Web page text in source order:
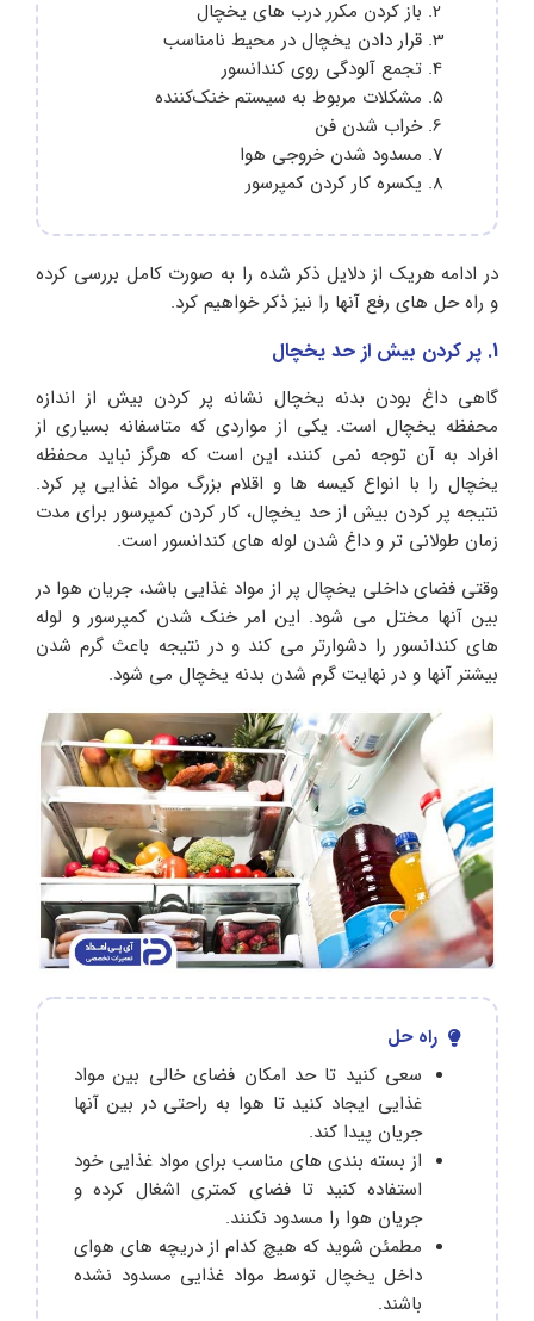
باز کردن مکرر درب های یخچال
قرار دادن یخچال در محیط نامناسب
تجمع آلودگی روی کندانسور
مشکلات مربوط به سیستم خنک‌کننده
خراب شدن فن
مسدود شدن خروجی هوا
یکسره کار کردن کمپرسور
در ادامه هریک از دلایل ذکر شده را به صورت کامل بررسی کرده
و راه حل های رفع آنها را نیز ذکر خواهیم کرد.
1. پر کردن بیش از حد یخچال
گاهی داغ بودن بدنه یخچال نشانه پر کردن بیش از اندازه
محفظه یخچال است. یکی از مواردی که متاسفانه بسیاری از
افراد به آن توجه نمی کنند، این است که هرگز نباید محفظه
یخچال را با انواع کیسه ها و اقلام بزرگ مواد غذایی پر کرد.
نتیجه پر کردن بیش از حد یخچال، کار کردن کمپرسور برای مدت
زمان طولانی تر و داغ شدن لوله های کندانسور است.
وقتی فضای داخلی یخچال پر از مواد غذایی باشد، جریان هوا در
بین آنها مختل می شود. این امر خنک شدن کمپرسور و لوله
های کندانسور را دشوارتر می کند و در نتیجه باعث گرم شدن
بیشتر آنها و در نهایت گرم شدن بدنه یخچال می شود.
راه حل
سعی کنید تا حد امکان فضای خالی بین مواد
غذایی ایجاد کنید تا هوا به راحتی در بین آنها
جریان پیدا کند.
از بسته بندی های مناسب برای مواد غذایی خود
استفاده کنید تا فضای کمتری اشغال کرده و
جریان هوا را مسدود نکنند.
مطمئن شوید که هیچ کدام از دریچه های هوای
داخل یخچال توسط مواد غذایی مسدود نشده
باشند.